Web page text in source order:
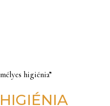
higiénia”